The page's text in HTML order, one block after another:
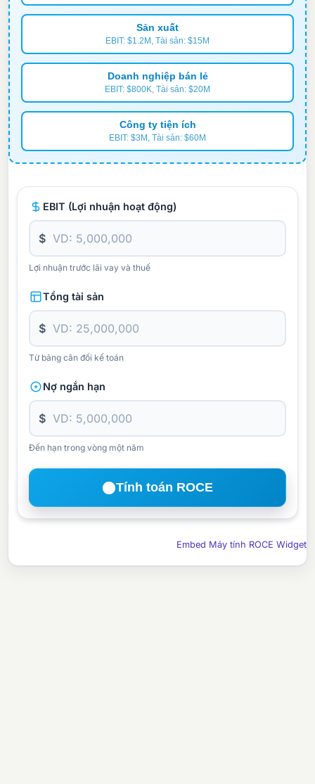
Sản xuất
EBIT: $1.2M, Tài sản: $15M
Doanh nghiệp bán lẻ
EBIT: $800K, Tài sản: $20M
Công ty tiện ích
EBIT: $3M, Tài sản: $60M
EBIT (Lợi nhuận hoạt động)
$
Lợi nhuận trước lãi vay và thuế
Tổng tài sản
$
Từ bảng cân đối kế toán
Nợ ngắn hạn
$
Đến hạn trong vòng một năm
Tính toán ROCE
Embed Máy tính ROCE Widget